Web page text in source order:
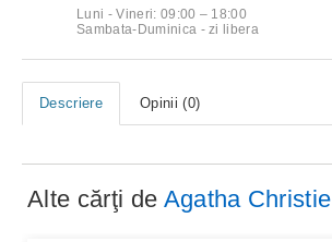
Luni - Vineri: 09:00 – 18:00
Sambata-Duminica - zi libera
Descriere Opinii (0)
Alte cărţi de Agatha Christie